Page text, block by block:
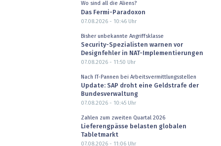
Wo sind all die Aliens?
Das Fermi-Paradoxon
07.08.2026 - 10:46Uhr
Bisher unbekannte Angriffsklasse
Security-Spezialisten warnen vor
Designfehler in NAT-Implementierungen
07.08.2026 - 11:50 Uhr
Nach IT-Pannen bei Arbeitsvermittlungsstellen
Update: SAP droht eine Geldstrafe der
Bundesverwaltung
07.08.2026 - 10:45Uhr
Zahlen zum zweiten Quartal 2026
Lieferengpässe belasten globalen
Tabletmarkt
07.08.2026 - 11:06Uhr